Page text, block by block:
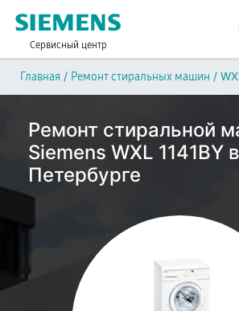
Сервисный центр
Главная / Ремонт стиральных машин /
Ремонт стиральной
Siemens WXL 1141BY
Петербурге